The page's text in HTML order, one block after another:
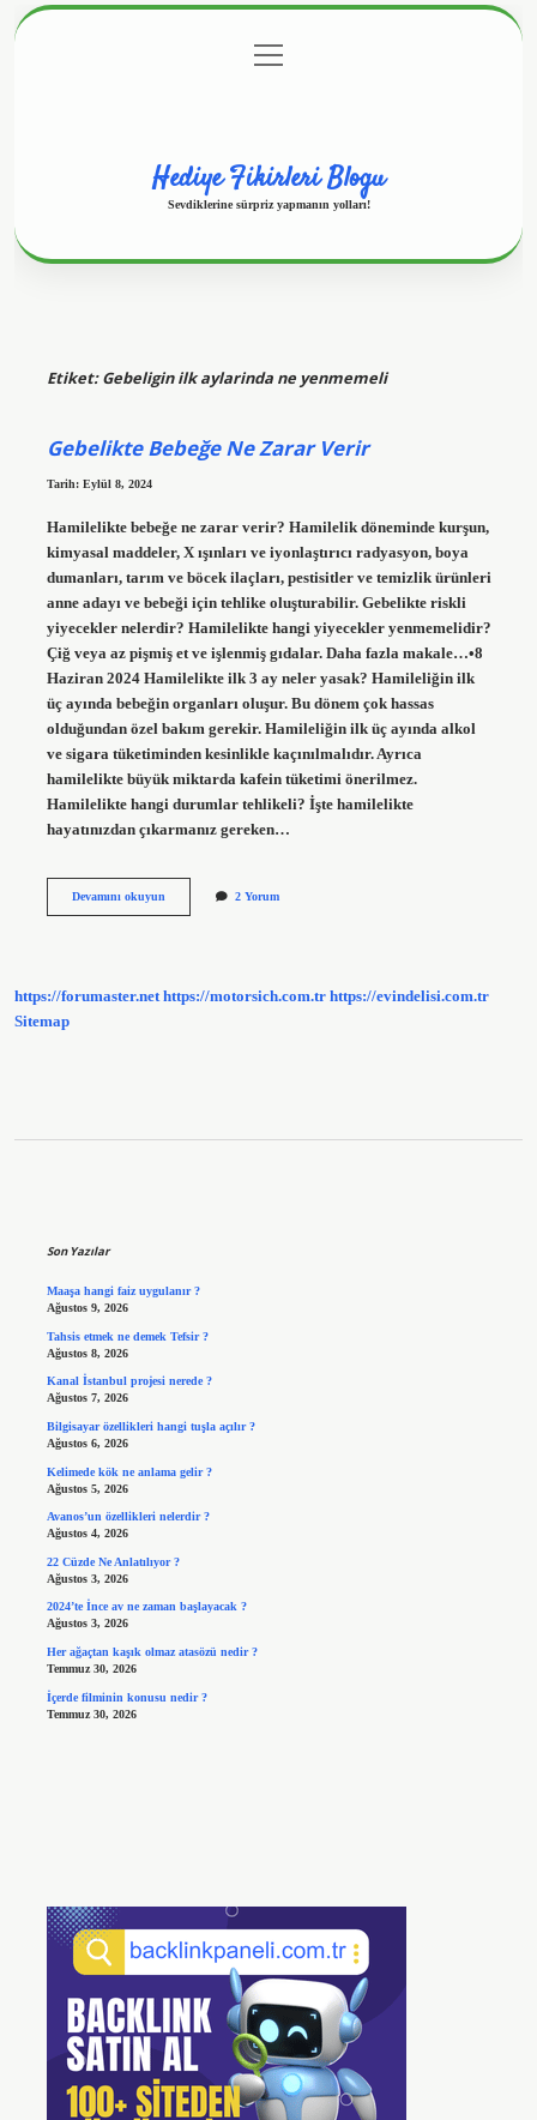
Gizlilik Politikası
menüyü
aç
Hediye Fikirleri Blogu
Sevdiklerine sürpriz yapmanın yolları!
Etiket:Gebeligin ilk aylarinda ne yenmemeli
Gebelikte Bebeğe Ne Zarar Verir
Tarih: Eylül 8, 2024
Hamilelikte bebeğe ne zarar verir? Hamilelik döneminde kurşun,
kimyasal maddeler, X ışınları ve iyonlaştırıcı radyasyon, boya
dumanları, tarım ve böcek ilaçları, pestisitler ve temizlik ürünleri
anne adayı ve bebeği için tehlike oluşturabilir. Gebelikte riskli
yiyecekler nelerdir? Hamilelikte hangi yiyecekler yenmemelidir?
Çiğ veya az pişmiş et ve işlenmiş gıdalar. Daha fazla makale…•8
Haziran 2024 Hamilelikte ilk 3 ay neler yasak? Hamileliğin ilk
üç ayında bebeğin organları oluşur. Bu dönem çok hassas
olduğundan özel bakım gerekir. Hamileliğin ilk üç ayında alkol
ve sigara tüketiminden kesinlikle kaçınılmalıdır. Ayrıca
hamilelikte büyük miktarda kafein tüketimi önerilmez.
Hamilelikte hangi durumlar tehlikeli? İşte hamilelikte
hayatınızdan çıkarmanız gereken…
Devamını okuyunGebelikte
2 Yorum
https://forumaster.net https://motorsich.com.tr https://evindelisi.com.tr
Sitemap
Son Yazılar
Maaşa hangi faiz uygulanır ?
Ağustos 9, 2026
Tahsis etmek ne demek Tefsir ?
Ağustos 8, 2026
Kanal İstanbul projesi nerede ?
Ağustos 7, 2026
Bilgisayar özellikleri hangi tuşla açılır ?
Ağustos 6, 2026
Kelimede kök ne anlama gelir ?
Ağustos 5, 2026
Avanos’un özellikleri nelerdir ?
Ağustos 4, 2026
22 Cüzde Ne Anlatılıyor ?
Ağustos 3, 2026
2024’te İnce av ne zaman başlayacak ?
Ağustos 3, 2026
Her ağaçtan kaşık olmaz atasözü nedir ?
Temmuz 30, 2026
İçerde filminin konusu nedir ?
Temmuz 30, 2026